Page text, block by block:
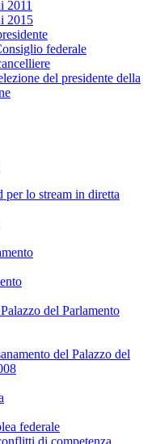
2011
2015
federale
del presidente della
per lo stream in diretta
del Parlamento
del Palazzo del
federale